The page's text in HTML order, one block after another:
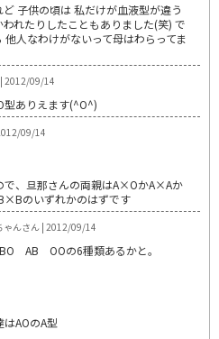
子供の頃は 私だけが血液型が違う
れたりしたこともありました(笑) で
人なわけがないって母はわらってま
2012/09/14
型ありえます(^O^)
09/14
で、旦那さんの両親はA×OかA×Aか
のいずれかのはずです
ゃんさん | 2012/09/14
AB OOの6種類あるかと。
AOのA型